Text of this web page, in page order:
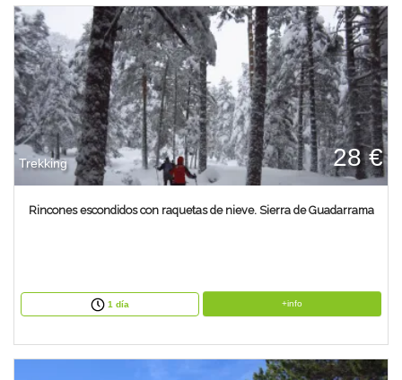
Trekking 28 €
Rincones escondidos con raquetas de nieve. Sierra de Guadarrama
1 día +info